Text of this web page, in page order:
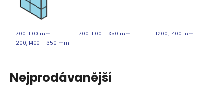
700-1100 mm 700-1100 + 350 mm
1200, 1400 mm
1200, 1400 + 350 mm
Nejprodávanější
550